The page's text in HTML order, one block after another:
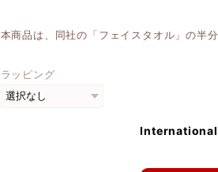
本商品は、同社の「フェイスタオル」の半分
ラッピング